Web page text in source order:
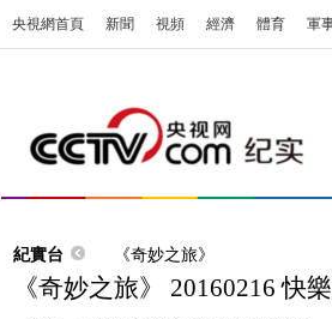
央視網首頁 新聞 視頻 經濟 體育 軍
紀實台 《奇妙之旅》
《奇妙之旅》 20160216 快